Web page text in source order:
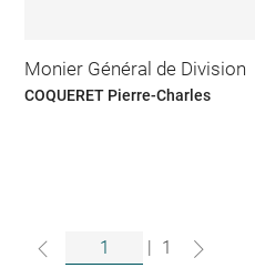
Monier Général de Division
COQUERET Pierre-Charles
1